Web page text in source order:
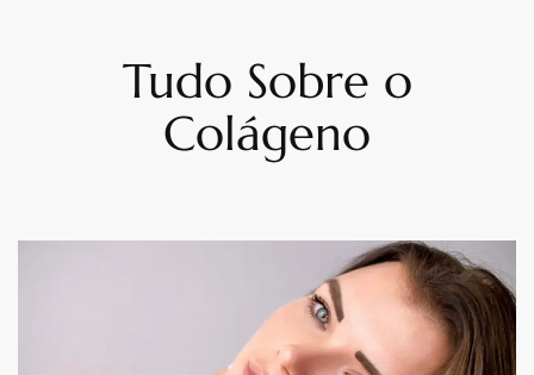
Tudo Sobre o
Colágeno